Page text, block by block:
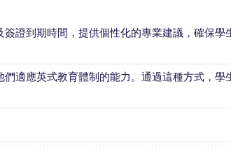
證到期時間，提供個性化的專業建議，確保學
適應英式教育體制的能力。通過這種方式，學